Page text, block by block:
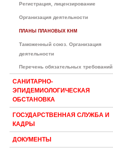
Регистрация, лицензирование
Организация деятельности
ПЛАНЫ ПЛАНОВЫХ КНМ
Таможенный союз. Организация
деятельности
Перечень обязательных требований
САНИТАРНО-
ЭПИДЕМИОЛОГИЧЕСКАЯ
ОБСТАНОВКА
ГОСУДАРСТВЕННАЯ СЛУЖБА И
КАДРЫ
ДОКУМЕНТЫ